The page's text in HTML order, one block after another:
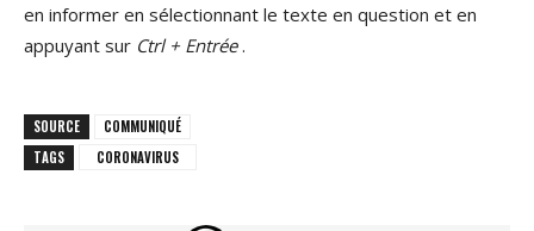
en informer en sélectionnant le texte en question et en
appuyant sur Ctrl + Entrée.
SOURCE
COMMUNIQUÉ
TAGS
CORONAVIRUS